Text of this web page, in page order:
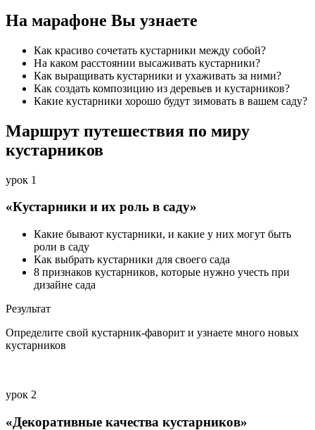
На марафоне Вы узнаете
Как красиво сочетать кустарники между собой?
На каком расстоянии высаживать кустарники?
Как выращивать кустарники и ухаживать за ними?
Как создать композицию из деревьев и кустарников?
Какие кустарники хорошо будут зимовать в вашем саду?
Маршрут путешествия по миру
кустарников
урок 1
«Кустарники и их роль в саду»
Какие бывают кустарники, и какие у них могут быть
роли в саду
Как выбрать кустарники для своего сада
8 признаков кустарников, которые нужно учесть при
дизайне сада
Результат
Определите свой кустарник-фаворит и узнаете много новых
кустарников
урок 2
«Декоративные качества кустарников»